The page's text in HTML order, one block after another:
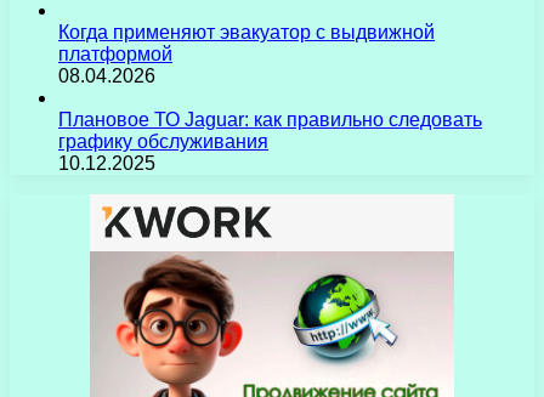
Когда применяют эвакуатор с выдвижной
платформой
08.04.2026
Плановое ТО Jaguar: как правильно следовать
графику обслуживания
10.12.2025